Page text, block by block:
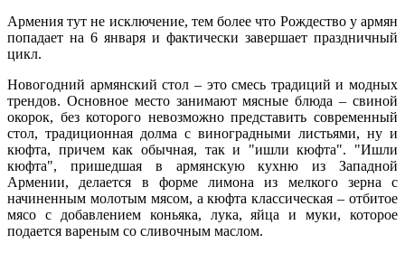
Армения тут не исключение, тем более что Рождество у армян
попадает на 6 января и фактически завершает праздничный
цикл.
Новогодний армянский стол – это смесь традиций и модных
трендов. Основное место занимают мясные блюда – свиной
окорок, без которого невозможно представить современный
стол, традиционная долма с виноградными листьями, ну и
кюфта, причем как обычная, так и "ишли кюфта". "Ишли
кюфта", пришедшая в армянскую кухню из Западной
Армении, делается в форме лимона из мелкого зерна с
начиненным молотым мясом, а кюфта классическая – отбитое
мясо с добавлением коньяка, лука, яйца и муки, которое
подается вареным со сливочным маслом.